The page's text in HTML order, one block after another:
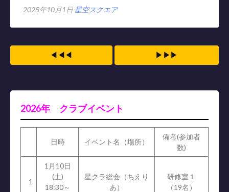
2025年10月1日 星空スクエア
◀◀◀ ▶▶▶
2026年 クラブイベント
日時 イベント名（場所）
備考(参加者
数)
1
1月10日
(土)
18:30～
星クラ総会（ちえり
あ）
研修室１
（19名）